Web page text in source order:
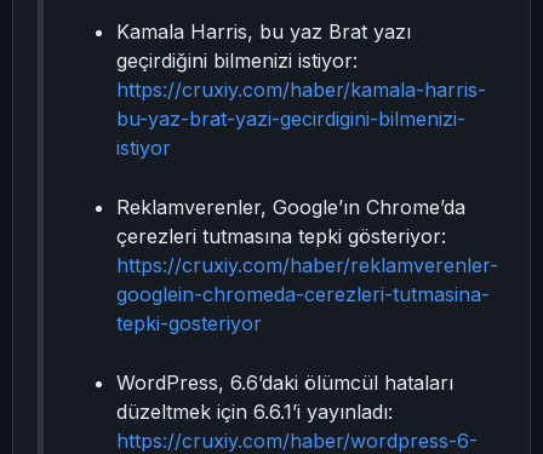
Kamala Harris, bu yaz Brat yazı
geçirdiğini bilmenizi istiyor:
https://cruxiy.com/haber/kamala-harris-
bu-yaz-brat-yazi-gecirdigini-bilmenizi-
istiyor
Reklamverenler, Google’ın Chrome’da
çerezleri tutmasına tepki gösteriyor:
https://cruxiy.com/haber/reklamverenler-
googlein-chromeda-cerezleri-tutmasina-
tepki-gosteriyor
WordPress, 6.6’daki ölümcül hataları
düzeltmek için 6.6.1’i yayınladı:
https://cruxiy.com/haber/wordpress-6-